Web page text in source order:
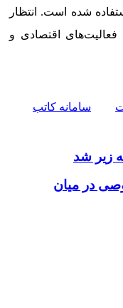
شده است. انتظار
فعالیت‌های اقتصادی و
سامانه کاتب
زیر شد
در میان